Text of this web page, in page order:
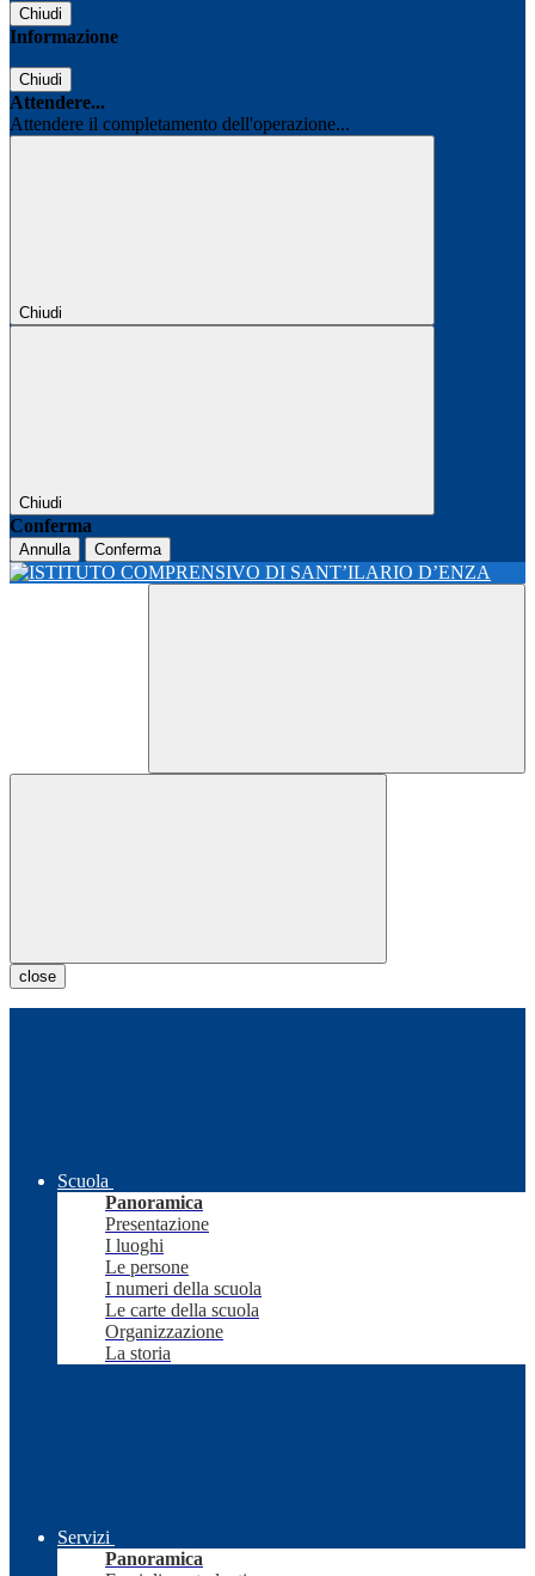
Chiudi
Informazione
Chiudi
Attendere...
Attendere il completamento dell'operazione...
Chiudi
Chiudi
Conferma
Annulla Conferma
close
Scuola
Panoramica
Presentazione
I luoghi
Le persone
I numeri della scuola
Le carte della scuola
Organizzazione
La storia
Servizi
Panoramica